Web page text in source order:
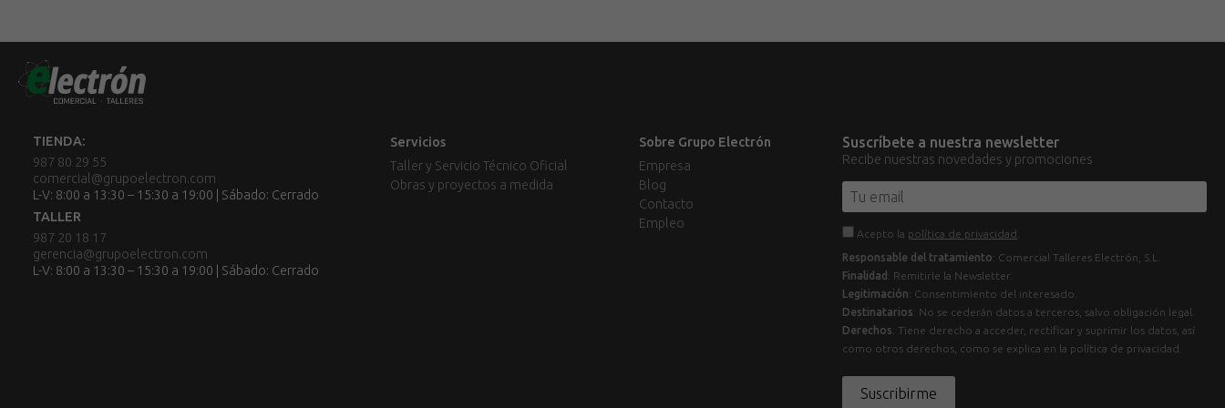
TIENDA:
987 80 29 55
comercial@grupoelectron.com
L-V: 8:00 a 13:30 – 15:30 a 19:00 | Sábado: Cerrado
TALLER
987 20 18 17
gerencia@grupoelectron.com
L-V: 8:00 a 13:30 – 15:30 a 19:00 | Sábado: Cerrado
Servicios
Taller y Servicio Técnico Oficial
Obras y proyectos a medida
Sobre Grupo Electrón
Empresa
Blog
Contacto
Empleo
Suscríbete a nuestra newsletter
Recibe nuestras novedades y promociones
Acepto la política de privacidad
Responsable del tratamiento: Comercial Talleres Electrón, S.L.
Finalidad : Remitirle la Newsletter.
Legitimación: Consentimiento del interesado.
Destinatarios: No se cederán datos a terceros, salvo obligación legal.
Derechos: Tiene derecho a acceder, rectificar y suprimir los datos, así
como otros derechos, como se explica en la política de privacidad.
Suscribirme